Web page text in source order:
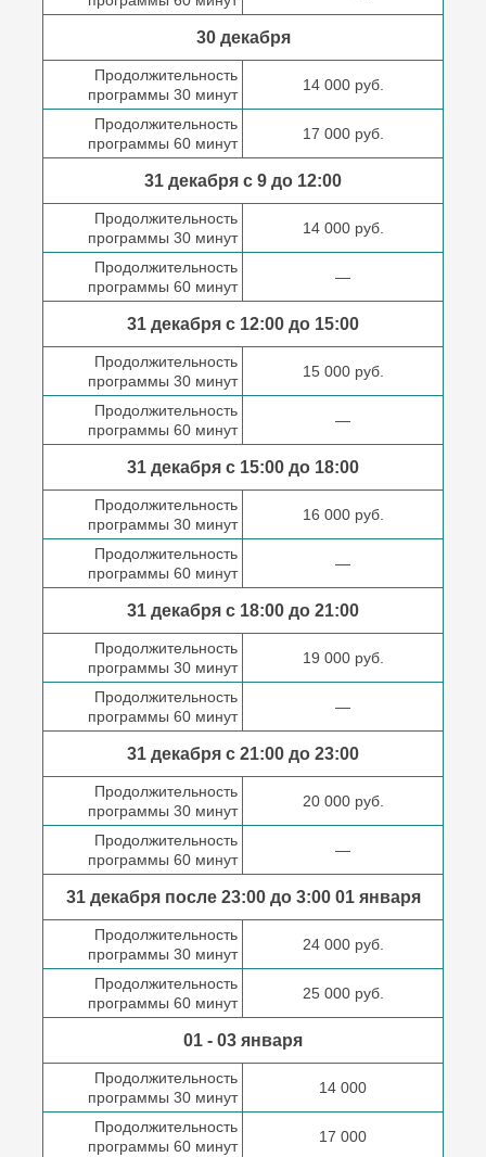
30 декабря
Продолжительность
программы 30 минут
14 000 руб.
Продолжительность
программы 60 минут
17 000 руб.
31 декабря с 9 до 12:00
Продолжительность
программы 30 минут
14 000 руб.
Продолжительность
программы 60 минут
—
31 декабря с 12:00 до 15:00
Продолжительность
программы 30 минут
15 000 руб.
Продолжительность
программы 60 минут
—
31 декабря с 15:00 до 18:00
Продолжительность
программы 30 минут
16 000 руб.
Продолжительность
программы 60 минут
—
31 декабря с 18:00 до 21:00
Продолжительность
программы 30 минут
19 000 руб.
Продолжительность
программы 60 минут
—
31 декабря с 21:00 до 23:00
Продолжительность
программы 30 минут
20 000 руб.
Продолжительность
программы 60 минут
—
31 декабря после23:00 до 3:0001 января
Продолжительность
программы 30 минут
24 000 руб.
Продолжительность
программы 60 минут
25 000 руб.
01 - 03 января
Продолжительность
программы 30 минут
14 000
Продолжительность
программы 60 минут
17 000